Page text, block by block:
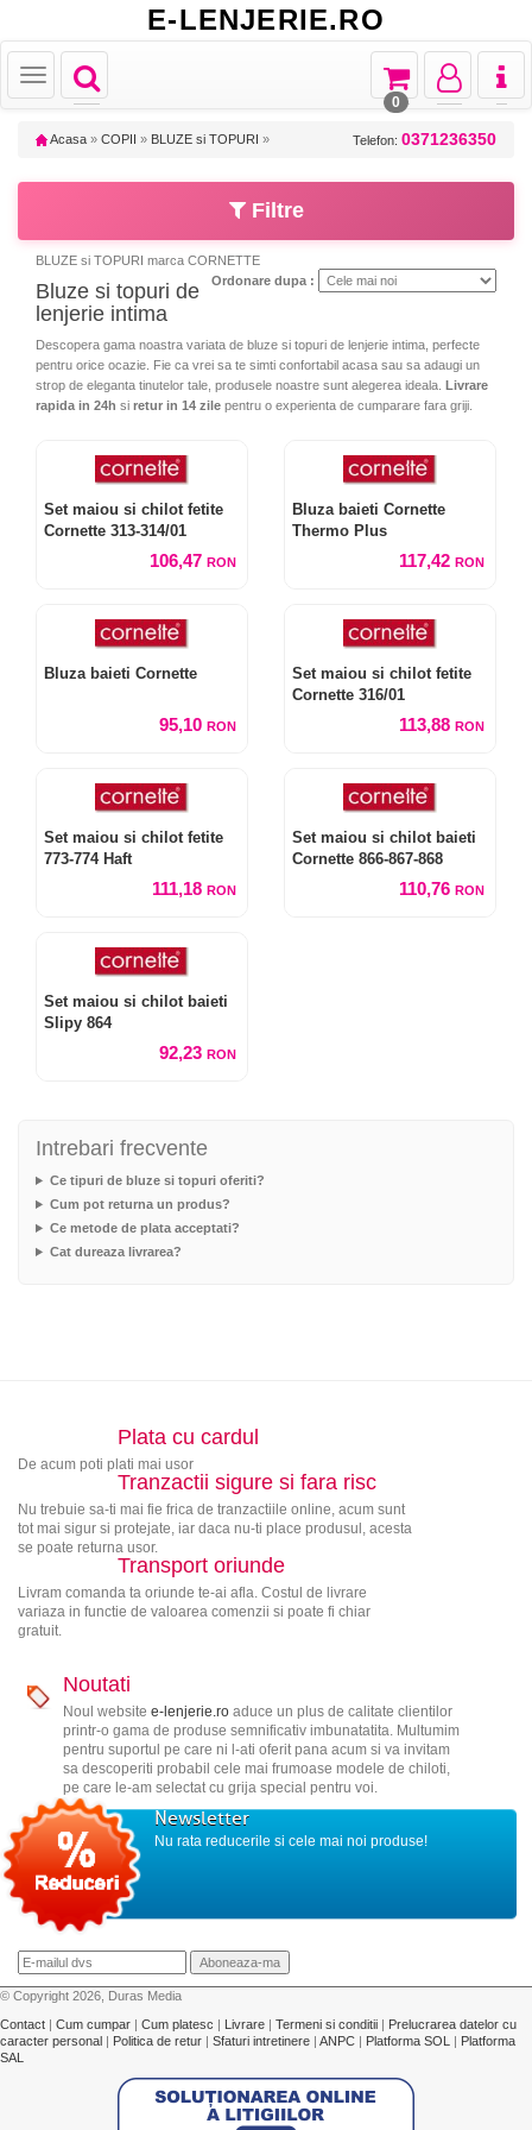
E-LENJERIE.RO
Toggle
navigation
Toggle
Toggle
navigation
Toggle
navigation
Toggle
navigation
0
Acasa » COPII » BLUZE si TOPURI » Telefon: 0371236350
Filtre
BLUZE si TOPURI marca CORNETTE
Ordonare dupa :
Bluze si topuri de
lenjerie intima
Descopera gama noastra variata de bluze si topuri de lenjerie intima, perfecte
pentru orice ocazie. Fie ca vrei sa te simti confortabil acasa sau sa adaugi un
strop de eleganta tinutelor tale, produsele noastre sunt alegerea ideala. Livrare
rapida in 24h si retur in 14 zile pentru o experienta de cumparare fara griji.
Set maiou si chilot fetite
Cornette 313-314/01
106,47 RON
Bluza baieti Cornette
Thermo Plus
117,42 RON
Bluza baieti Cornette
95,10 RON
Set maiou si chilot fetite
Cornette 316/01
113,88 RON
Set maiou si chilot fetite
773-774 Haft
111,18 RON
Set maiou si chilot baieti
Cornette 866-867-868
110,76 RON
Set maiou si chilot baieti
Slipy 864
92,23 RON
Intrebari frecvente
Ce tipuri de bluze si topuri oferiti?
Cum pot returna un produs?
Ce metode de plata acceptati?
Cat dureaza livrarea?
Plata cu cardul
De acum poti plati mai usor
Tranzactii sigure si fara risc
Nu trebuie sa-ti mai fie frica de tranzactiile online, acum sunt
tot mai sigur si protejate, iar daca nu-ti place produsul, acesta
se poate returna usor.
Transport oriunde
Livram comanda ta oriunde te-ai afla. Costul de livrare
variaza in functie de valoarea comenzii si poate fi chiar
gratuit.
Noutati
Noul website e-lenjerie.roaduce un plus de calitate clientilor
printr-o gama de produse semnificativ imbunatatita. Multumim
pentru suportul pe care ni l-ati oferit pana acum si va invitam
sa descoperiti probabil cele mai frumoase modele de chiloti,
pe care le-am selectat cu grija special pentru voi.
Newsletter
Nu rata reducerile si cele mai noi produse!
© Copyright 2026, Duras Media
Contact | Cum cumpar | Cum platesc | Livrare | Termeni si conditii | Prelucrarea datelor cu
caracter personal | Politica de retur | Sfaturi intretinere | ANPC | Platforma SOL | Platforma
SAL